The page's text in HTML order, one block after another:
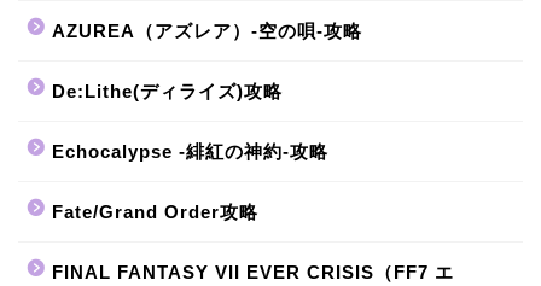
AZUREA（アズレア）-空の唄-攻略
De:Lithe(ディライズ)攻略
Echocalypse -緋紅の神約-攻略
Fate/Grand Order攻略
FINAL FANTASY VII EVER CRISIS（FF7 エ